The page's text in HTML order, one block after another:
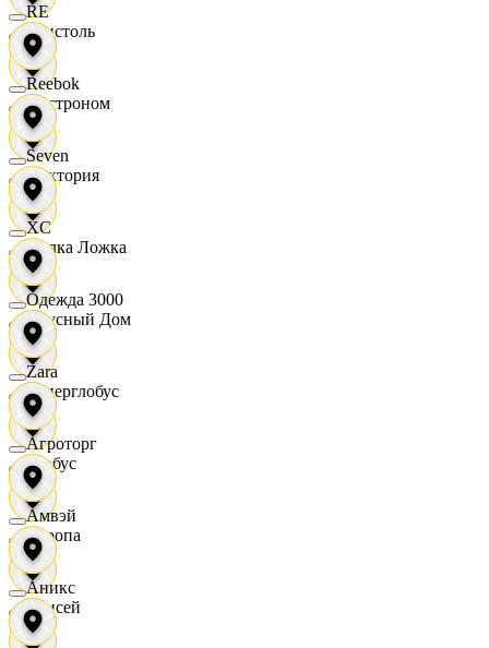
Бристоль
Быстроном
Виктория
Вилка Ложка
Вкусный Дом
Гиперглобус
Глобус
Европа
Елисей
RE
Reebok
Seven
XC
Одежда 3000
Zara
Агроторг
Амвэй
Аникс